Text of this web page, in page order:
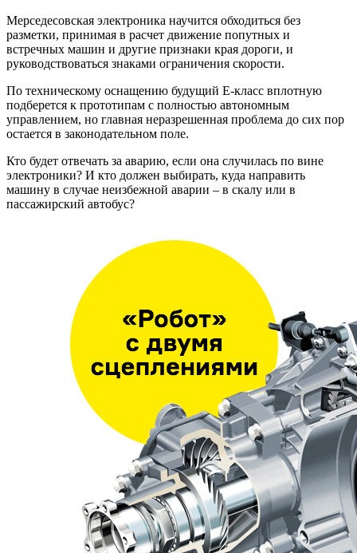
Мерседесовская электроника научится обходиться без
разметки, принимая в расчет движение попутных и
встречных машин и другие признаки края дороги, и
руководствоваться знаками ограничения скорости.
По техническому оснащению будущий E-класс вплотную
подберется к прототипам с полностью автономным
управлением, но главная неразрешенная проблема до сих пор
остается в законодательном поле.
Кто будет отвечать за аварию, если она случилась по вине
электроники? И кто должен выбирать, куда направить
машину в случае неизбежной аварии – в скалу или в
пассажирский автобус?